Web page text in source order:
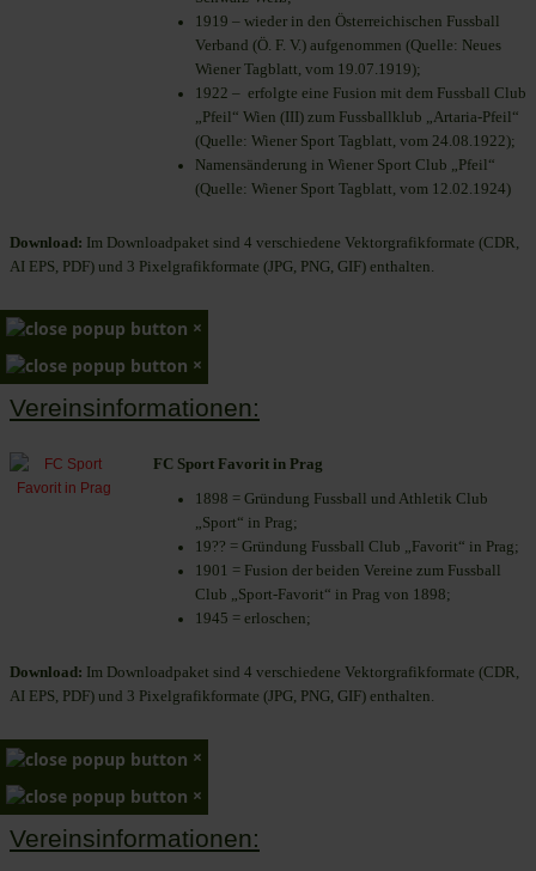
1919 – wieder in den Österreichischen Fussball
Verband (Ö. F. V.) aufgenommen (Quelle: Neues
Wiener Tagblatt, vom 19.07.1919);
1922 – erfolgte eine Fusion mit dem Fussball Club
„Pfeil“ Wien (III) zum Fussballklub „Artaria-Pfeil“
(Quelle: Wiener Sport Tagblatt, vom 24.08.1922);
Namensänderung in Wiener Sport Club „Pfeil“
(Quelle: Wiener Sport Tagblatt, vom 12.02.1924)
Download: Im Downloadpaket sind 4 verschiedene Vektorgrafikformate (CDR,
AI EPS, PDF) und 3 Pixelgrafikformate (JPG, PNG, GIF) enthalten.
×
×
Vereinsinformationen:
FC Sport Favorit in Prag
1898 = Gründung Fussball und Athletik Club
„Sport“ in Prag;
19?? = Gründung Fussball Club „Favorit“ in Prag;
1901 = Fusion der beiden Vereine zum Fussball
Club „Sport-Favorit“ in Prag von 1898;
1945 = erloschen;
Download: Im Downloadpaket sind 4 verschiedene Vektorgrafikformate (CDR,
AI EPS, PDF) und 3 Pixelgrafikformate (JPG, PNG, GIF) enthalten.
×
×
Vereinsinformationen: